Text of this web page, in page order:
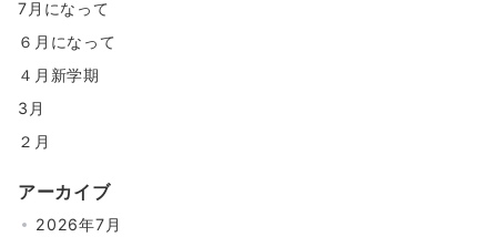
7月になって
６月になって
４月新学期
3月
２月
アーカイブ
2026年7月